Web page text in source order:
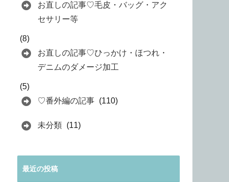
お直しの記事♡毛皮・バッグ・アク
セサリー等
(8)
お直しの記事♡ひっかけ・ほつれ・
デニムのダメージ加工
(5)
♡番外編の記事 (110)
未分類 (11)
最近の投稿